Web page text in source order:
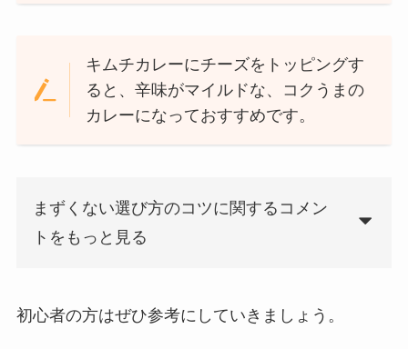
キムチカレーにチーズをトッピングす
ると、辛味がマイルドな、コクうまの
カレーになっておすすめです。
まずくない選び方のコツに関するコメン
トをもっと見る
初心者の方はぜひ参考にしていきましょう。